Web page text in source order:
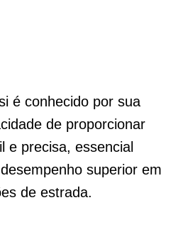
é conhecido por sua
de proporcionar
e precisa, essencial
superior em
de estrada.